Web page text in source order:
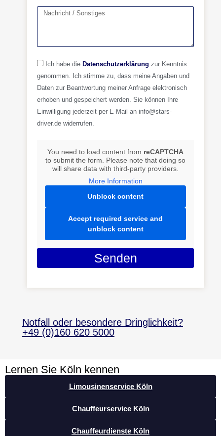
Ich habe die Datenschutzerklärung zur Kenntnis
genommen. Ich stimme zu, dass meine Angaben und
Daten zur Beantwortung meiner Anfrage elektronisch
erhoben und gespeichert werden. Sie können Ihre
Einwilligung jederzeit per E-Mail an info@stars-
driver.de widerrufen.
You need to load content from reCAPTCHA
to submit the form. Please note that doing so
will share data with third-party providers.
More Information
Unblock content
Accept required service and
unblock content
Senden
Notfall oder besondere Dringlichkeit?
+49 (0)160 620 5000
Lernen Sie Köln kennen
Limousinenservice Köln
Chauffeurservice Köln
Chauffeurdienste Köln